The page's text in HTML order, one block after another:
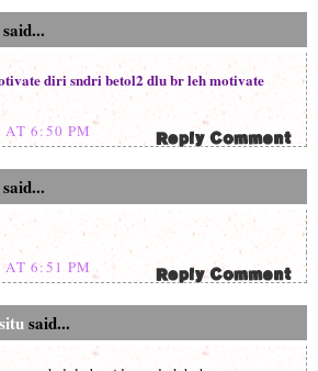
said...
diri sndri betol2 dlu br leh motivate
6:50 PM
said...
6:51 PM
said...